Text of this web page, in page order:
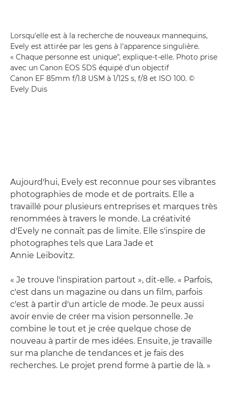
Lorsqu'elle est à la recherche de nouveaux mannequins,
Evely est attirée par les gens à l'apparence singulière.
« Chaque personne est unique", explique-t-elle. Photo prise
avec un Canon EOS 5DS équipé d'un objectif
Canon EF 85mm f/1.8 USM à 1/125 s, f/8 et ISO 100. ©
Evely Duis
Aujourd'hui, Evely est reconnue pour ses vibrantes
photographies de mode et de portraits. Elle a
travaillé pour plusieurs entreprises et marques très
renommées à travers le monde. La créativité
d'Evely ne connaît pas de limite. Elle s'inspire de
photographes tels que Lara Jade et
Annie Leibovitz.
« Je trouve l'inspiration partout », dit-elle. « Parfois,
c'est dans un magazine ou dans un film, parfois
c'est à partir d'un article de mode. Je peux aussi
avoir envie de créer ma vision personnelle. Je
combine le tout et je crée quelque chose de
nouveau à partir de mes idées. Ensuite, je travaille
sur ma planche de tendances et je fais des
recherches. Le projet prend forme à partie de là. »